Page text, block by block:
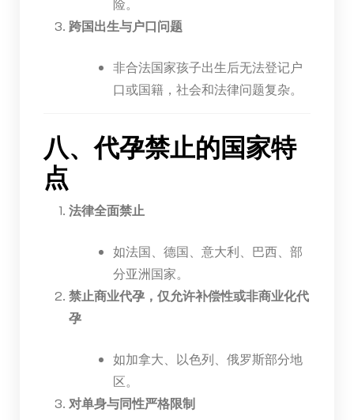
险。
跨国出生与户口问题
非合法国家孩子出生后无法登记户
口或国籍，社会和法律问题复杂。
八、代孕禁止的国家特
点
法律全面禁止
如法国、德国、意大利、巴西、部
分亚洲国家。
禁止商业代孕，仅允许补偿性或非商业化代
孕
如加拿大、以色列、俄罗斯部分地
区。
对单身与同性严格限制